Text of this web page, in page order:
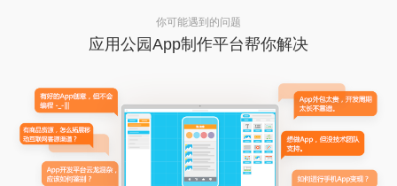
你可能遇到的问题
应用公园App制作平台帮你解决